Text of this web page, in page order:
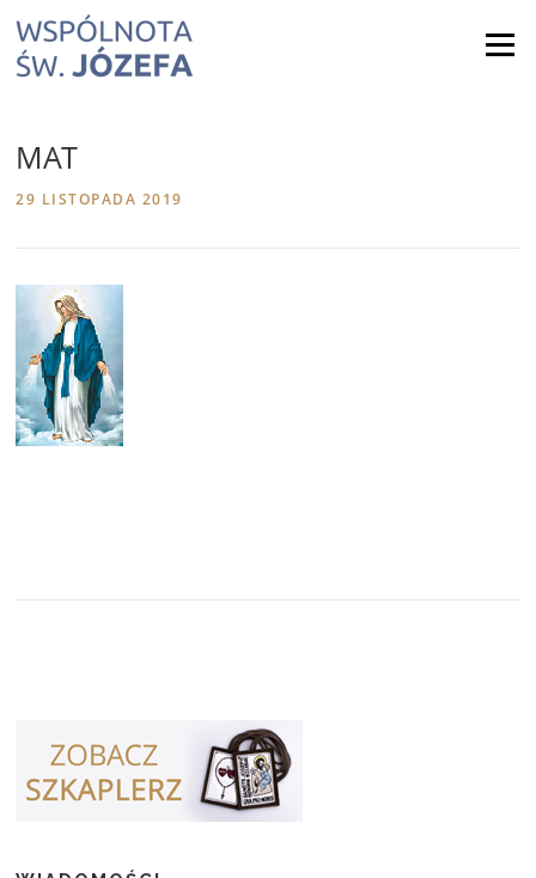
content
Menu
MAT
29 LISTOPADA 2019